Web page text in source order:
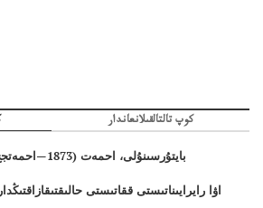
كوپ تالتالقىلانعاندار
بايتۇرسىنۇلى، احمەت (1873—احمەتجج.)(1873—1938جج)
اۋا رايرايىناتىستى ققاتىستى